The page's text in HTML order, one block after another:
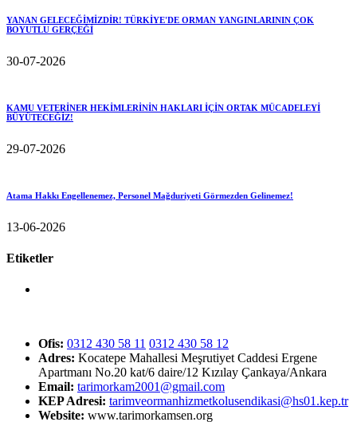
YANAN GELECEĞİMİZDİR! TÜRKİYE'DE ORMAN YANGINLARININ ÇOK
BOYUTLU GERÇEĞİ
30-07-2026
KAMU VETERİNER HEKİMLERİNİN HAKLARI İÇİN ORTAK MÜCADELEYİ
BÜYÜTECEĞİZ!
29-07-2026
Atama Hakkı Engellenemez, Personel Mağduriyeti Görmezden Gelinemez!
13-06-2026
Etiketler
Ofis: 0312 430 58 11 0312 430 58 12
Adres: Kocatepe Mahallesi Meşrutiyet Caddesi Ergene
Apartmanı No.20 kat/6 daire/12 Kızılay Çankaya/Ankara
Email: tarimorkam2001@gmail.com
KEP Adresi: tarimveormanhizmetkolusendikasi@hs01.kep.tr
Website: www.tarimorkamsen.org